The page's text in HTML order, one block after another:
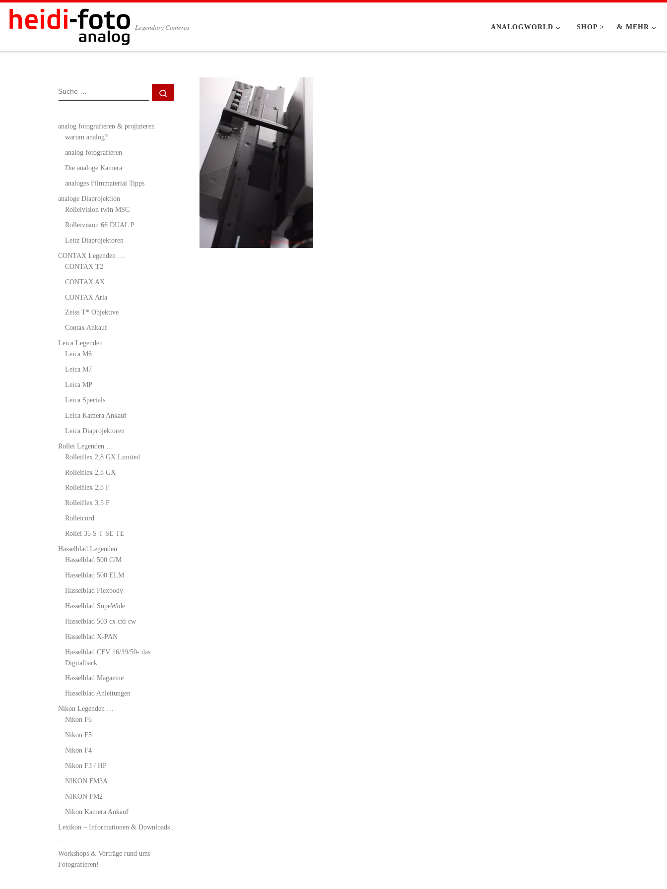
Zum Inhalt springen
Legendary Cameras ANALOGWORLD SHOP > & MEHR
SUCHE
analog fotografieren & projizieren
warum analog?
analog fotografieren
Die analoge Kamera
analoges Filmmaterial Tipps
analoge Diaprojektion
Rolleivision twin MSC
Rolleivision 66 DUAL P
Leitz Diaprojektoren
CONTAX Legenden …
CONTAX T2
CONTAX AX
CONTAX Aria
Zeiss T* Objektive
Contax Ankauf
Leica Legenden …
Leica M6
Leica M7
Leica MP
Leica Specials
Leica Kamera Ankauf
Leica Diaprojektoren
Rollei Legenden …
Rolleiflex 2,8 GX Limited
Rolleiflex 2,8 GX
Rolleiflex 2,8 F
Rolleiflex 3,5 F
Rolleicord
Rollei 35 S T SE TE
Hasselblad Legenden …
Hasselblad 500 C/M
Hasselblad 500 ELM
Hasselblad Flexbody
Hasselblad SupeWide
Hasselblad 503 cx cxi cw
Hasselblad X-PAN
Hasselblad CFV 16/39/50- das
Digitalback
Hasselblad Magazine
Hasselblad Anleitungen
Nikon Legenden …
Nikon F6
Nikon F5
Nikon F4
Nikon F3 / HP
NIKON FM3A
NIKON FM2
Nikon Kamera Ankauf
Lexikon – Informationen & Downloads .
Workshops & Vorträge rund ums
Fotografieren!